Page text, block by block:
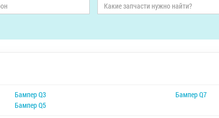
Бампер Q3
Бампер Q5
Бампер Q7